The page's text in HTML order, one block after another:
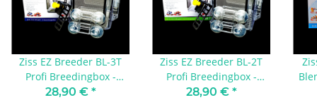
Ziss EZ Breeder BL-3T
Profi Breedingbox -
garnelensicher
28,90 € *
Ziss EZ Breeder BL-2T
Profi Breedingbox -
garnelensicher
28,90 € *